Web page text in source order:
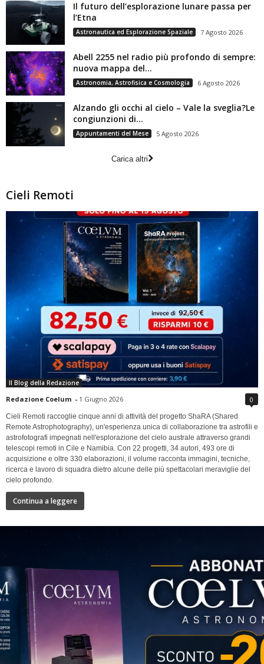
Il futuro dell’esplorazione lunare passa per
l’Etna
Astronautica ed Esplorazione Spaziale 7 Agosto 2026
Abell 2255 nel radio più profondo di sempre:
nuova mappa del...
Astronomia, Astrofisica e Cosmologia 6 Agosto 2026
Alzando gli occhi al cielo – Vale la sveglia?Le
congiunzioni di...
Appuntamenti del Mese 5 Agosto 2026
Carica altri
Cieli Remoti
Il Blog della Redazione
Redazione Coelum - 1 Giugno 2026 0
Cieli Remoti raccoglie cinque anni di attività del progetto ShaRA (Shared
Remote Astrophotography), un'esperienza unica di collaborazione tra astrofili e
astrofotografi impegnati nell'esplorazione del cielo australe attraverso grandi
telescopi remoti in Cile e Namibia. Con 22 progetti, 34 autori, 493 ore di
acquisizione e oltre 330 elaborazioni, il volume racconta immagini, tecniche,
ricerca e lavoro di squadra dietro alcune delle più spettacolari meraviglie del
cielo profondo.
Continua a leggere